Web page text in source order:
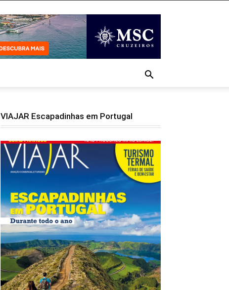
VIAJAR Escapadinhas em Portugal